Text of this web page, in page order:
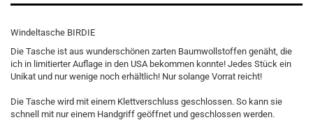
Windeltasche BIRDIE
Die Tasche ist aus wunderschönen zarten Baumwollstoffen genäht, die
ich in limitierter Auflage in den USA bekommen konnte! Jedes Stück ein
Unikat und nur wenige noch erhältlich! Nur solange Vorrat reicht!
Die Tasche wird mit einem Klettverschluss geschlossen. So kann sie
schnell mit nur einem Handgriff geöffnet und geschlossen werden.